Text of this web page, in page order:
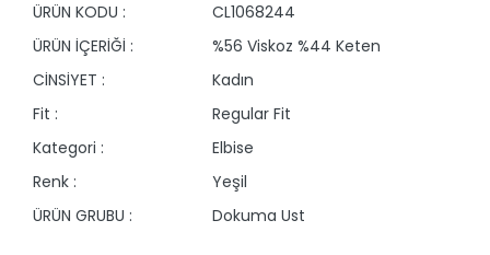
ÜRÜN KODU :
CL1068244
ÜRÜN İÇERİĞİ :
%56 Viskoz %44 Keten
CİNSİYET :
Kadın
Fit :
Regular Fit
Kategori :
Elbise
Renk :
Yeşil
ÜRÜN GRUBU :
Dokuma Ust